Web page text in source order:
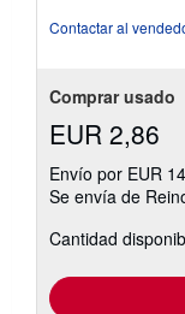
Contactar al
Comprar usado
EUR 2,86
Envío por EUR
Se envía de
Cantidad